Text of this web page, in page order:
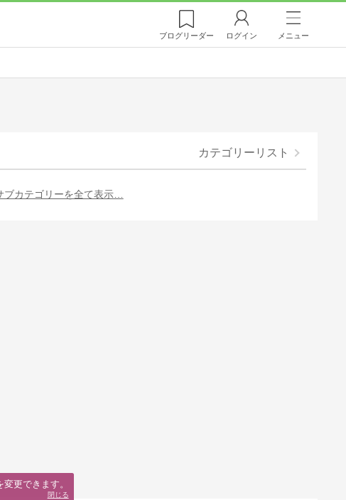
ブログリーダー ログイン メニュー
カテゴリーリスト
ブカテゴリーを全て表示…
更できます。
閉じる